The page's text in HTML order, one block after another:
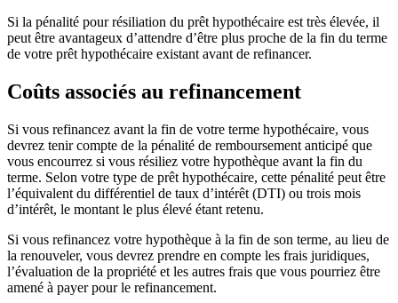
Si la pénalité pour résiliation du prêt hypothécaire est très élevée, il
peut être avantageux d’attendre d’être plus proche de la fin du terme
de votre prêt hypothécaire existant avant de refinancer.
Coûts associés au refinancement
Si vous refinancez avant la fin de votre terme hypothécaire, vous
devrez tenir compte de la pénalité de remboursement anticipé que
vous encourrez si vous résiliez votre hypothèque avant la fin du
terme. Selon votre type de prêt hypothécaire, cette pénalité peut être
l’équivalent du différentiel de taux d’intérêt (DTI) ou trois mois
d’intérêt, le montant le plus élevé étant retenu.
Si vous refinancez votre hypothèque à la fin de son terme, au lieu de
la renouveler, vous devrez prendre en compte les frais juridiques,
l’évaluation de la propriété et les autres frais que vous pourriez être
amené à payer pour le refinancement.